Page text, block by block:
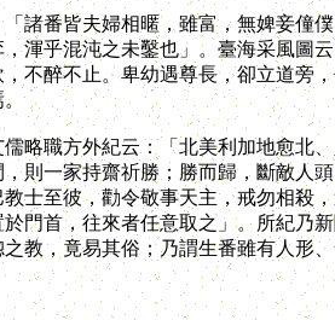
番皆夫婦相暱，雖富，無婢妾僮僕
渾乎混沌之未鑿也」。臺海采風圖
不醉不止。卑幼遇尊長，卻立道旁
職方外紀云：「北美利加地愈北、
則一家持齋祈勝；勝而歸，斷敵人
士至彼，勸令敬事天主，戒勿相殺
於門首，往來者任意取之」。所紀乃
之教，竟易其俗；乃謂生番雖有人形